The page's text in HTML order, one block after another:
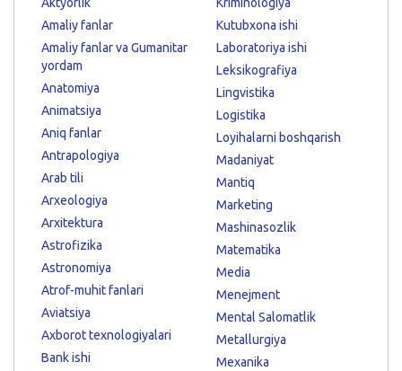
Amaliy fanlar
Amaliy fanlar va Gumanitar
yordam
Anatomiya
Animatsiya
Aniq fanlar
Antrapologiya
Arab tili
Arxeologiya
Arxitektura
Astrofizika
Astronomiya
Atrof-muhit fanlari
Aviatsiya
Axborot texnologiyalari
Bank ishi
Kutubxona ishi
Laboratoriya ishi
Leksikografiya
Lingvistika
Logistika
Loyihalarni boshqarish
Madaniyat
Mantiq
Marketing
Mashinasozlik
Matematika
Media
Menejment
Mental Salomatlik
Metallurgiya
Mexanika